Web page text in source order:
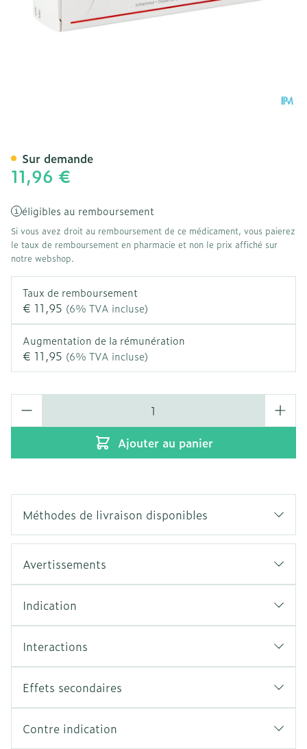
11,96 €
éligibles au remboursement
Si vous avez droit au remboursement de ce médicament, vous paierez
le taux de remboursement en pharmacie et non le prix affiché sur
notre webshop.
Taux de remboursement
€ 11,95 (6% TVA incluse)
Augmentation de la rémunération
€ 11,95 (6% TVA incluse)
Ajouter au panier
Sur demande
Méthodes de livraison disponibles
Avertissements
Indication
Interactions
Effets secondaires
Contre indication